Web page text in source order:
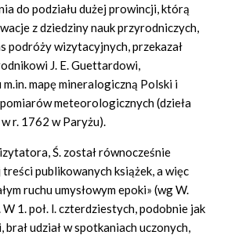
do podziału dużej prowincji, którą
z dziedziny nauk przyrodniczych,
podróży wizytacyjnych, przekazał
J. E. Guettardowi,
mapę mineralogiczną Polski i
meteorologicznych (dzieła
r. 1762 w Paryżu).
Ś. został równocześnie
publikowanych książek, a więc
ruchu umysłowym epoki» (wg W.
1. poł. l. czterdziestych, podobnie jak
brał udział w spotkaniach uczonych,